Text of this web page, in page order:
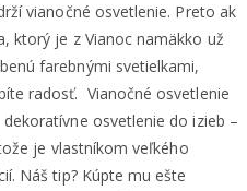
vianočné osvetlenie. Preto ak
ktorý je z Vianoc namäkko už
farebnými svetielkami,
radosť. Vianočné osvetlenie
osvetlenie do izieb –
je vlastníkom veľkého
Náš tip? Kúpte mu ešte